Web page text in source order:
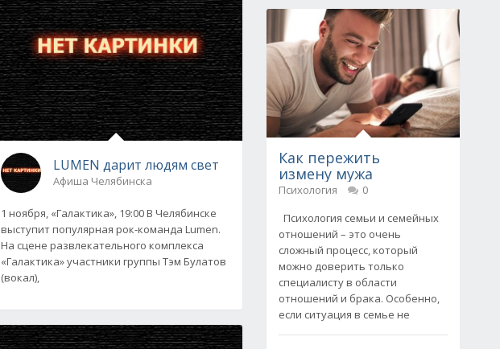
LUMEN дарит людям свет
Афиша Челябинска
1 ноября, «Галактика», 19:00 В Челябинске
выступит популярная рок-команда Lumen.
На сцене развлекательного комплекса
«Галактика» участники группы Тэм Булатов
(вокал),
Как пережить
измену мужа
Психология
0
Психология семьи и семейных
отношений – это очень
сложный процесс, который
можно доверить только
специалисту в области
отношений и брака. Особенно,
если ситуация в семье не